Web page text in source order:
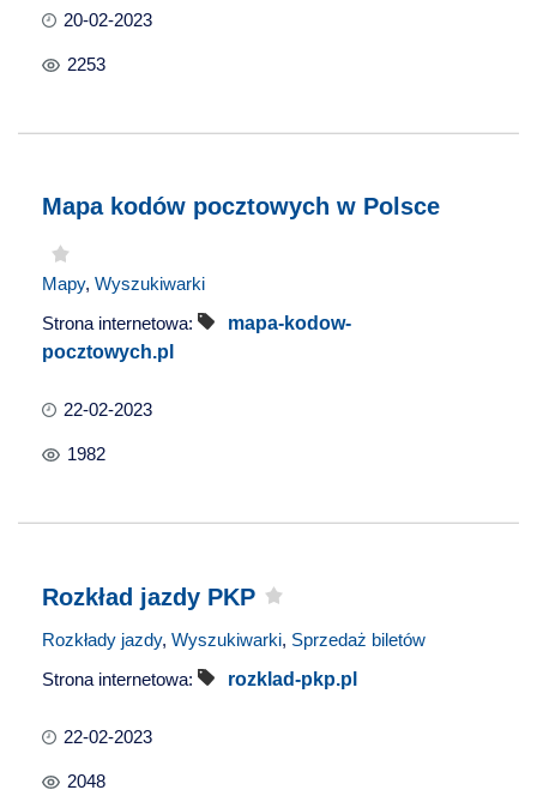
20-02-2023
2253
Mapa kodów pocztowych w Polsce
Mapy, Wyszukiwarki
Strona internetowa:
mapa-kodow-
pocztowych.pl
22-02-2023
1982
Rozkład jazdy PKP
Rozkłady jazdy, Wyszukiwarki, Sprzedaż biletów
Strona internetowa:
rozklad-pkp.pl
22-02-2023
2048